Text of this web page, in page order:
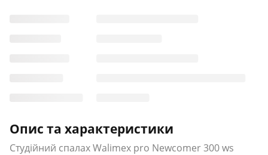
Опис та характеристики
Студійний спалах Walimex pro Newcomer 300 ws